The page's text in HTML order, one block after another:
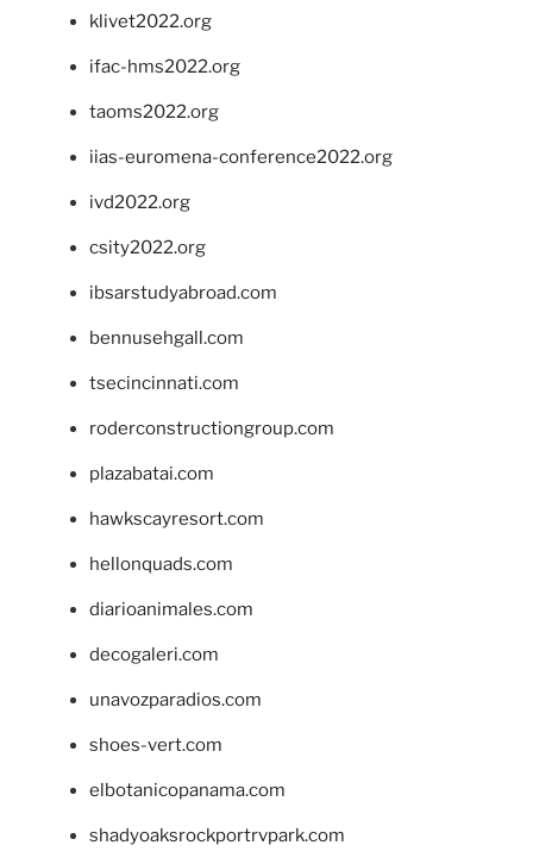
klivet2022.org
ifac-hms2022.org
taoms2022.org
iias-euromena-conference2022.org
ivd2022.org
csity2022.org
ibsarstudyabroad.com
bennusehgall.com
tsecincinnati.com
roderconstructiongroup.com
plazabatai.com
hawkscayresort.com
hellonquads.com
diarioanimales.com
decogaleri.com
unavozparadios.com
shoes-vert.com
elbotanicopanama.com
shadyoaksrockportrvpark.com